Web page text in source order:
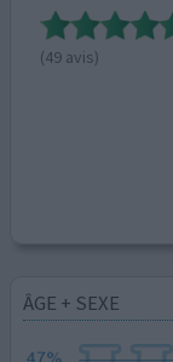
(49 avis)
ÂGE + SEXE